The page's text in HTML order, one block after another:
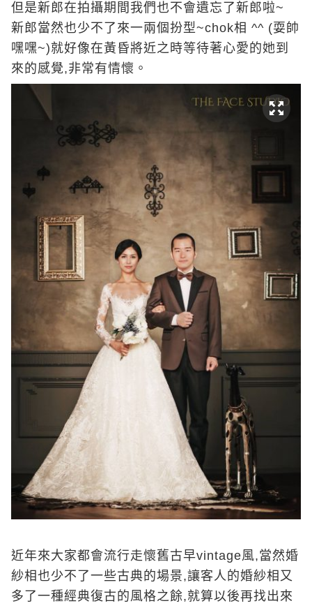
但是新郎在拍攝期間我們也不會遺忘了新郎啦~
新郎當然也少不了來一兩個扮型~chok相 ^^ (耍帥
嘿嘿~)就好像在黃昏將近之時等待著心愛的她到
來的感覺,非常有情懷。
近年來大家都會流行走懷舊古早vintage風,當然婚
紗相也少不了一些古典的場景,讓客人的婚紗相又
多了一種經典復古的風格之餘,就算以後再找出來